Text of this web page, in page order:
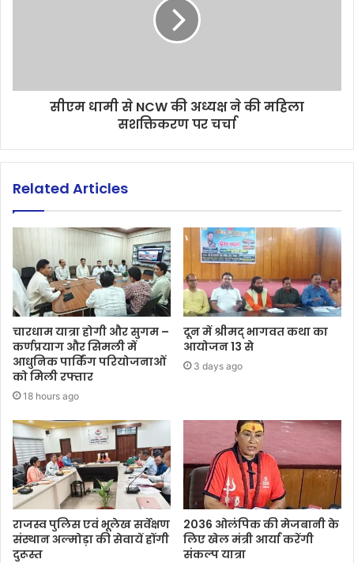
सीएम धामी से NCW की अध्यक्ष ने की महिला
सशक्तिकरण पर चर्चा
Related Articles
चारधाम यात्रा होगी और सुगम –
कर्णप्रयाग और सिमली में
आधुनिक पार्किंग परियोजनाओं
को मिली रफ्तार
18 hours ago
दून में श्रीमद् भागवत कथा का
आयोजन 13 से
3 days ago
राजस्व पुलिस एवं भूलेख सर्वेक्षण
संस्थान अल्मोड़ा की सेवायें होंगी
दुरूस्त
2036 ओलंपिक की मेजबानी के
लिए खेल मंत्री आर्या करेंगी
संकल्प यात्रा